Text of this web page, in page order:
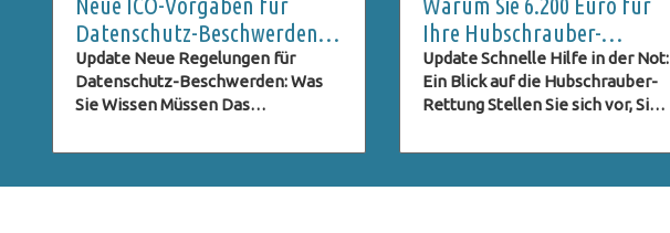
Datenschutz-Beschwerden:
Was Nutzer Wissen Müssen
Update Neue Regelungen für
Datenschutz-Beschwerden: Was
Sie Wissen Müssen Das
ständig weiter, besonders im
Ihre Hubschrauber-
Rettung vermeiden sollten
Update Schnelle Hilfe in der Not:
Ein Blick auf die Hubschrauber-
Rettung Stellen Sie sich vor, Sie
genießen die atemberaubende